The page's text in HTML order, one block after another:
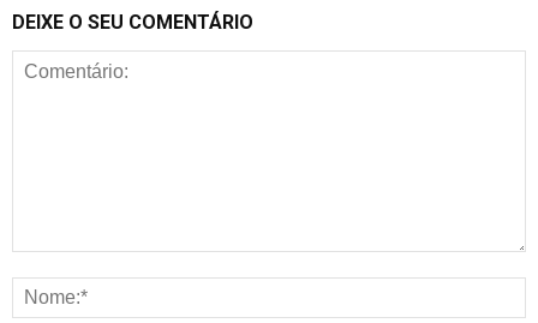
DEIXE O SEU COMENTÁRIO